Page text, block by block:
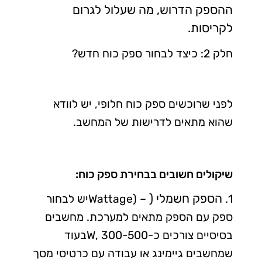
ההספק הדרוש, מה שעלול לגרום
לקריסות.
חלק 2: כיצד לבחור ספק כוח חדש?
לפני שרוכשים ספק כוח חלופי, יש לוודא
שהוא מתאים לדרישות של המחשב.
שיקולים חשובים בבחירת ספק כוח:
1. הספק חשמלי ( Wattage) –יש לבחור
ספק עם הספק מתאים למערכת. מחשבים
בסיסיים צורכים כ-300-500
W,בעוד
שמחשבים גיימינג או עבודה עם כרטיסי מסך